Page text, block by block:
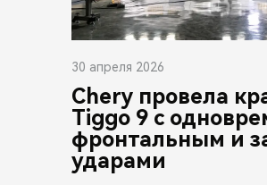
30 апреля 2026
Chery провела
Tiggo 9 с
фронтальным и
ударами